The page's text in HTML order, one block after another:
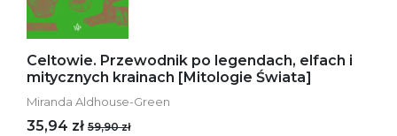
Celtowie. Przewodnik po legendach, elfach i
mitycznych krainach [Mitologie Świata]
Miranda Aldhouse-Green
35,94 zł 59,90 zł